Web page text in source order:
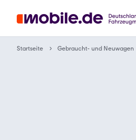
Startseite Gebraucht- und Neuwagen